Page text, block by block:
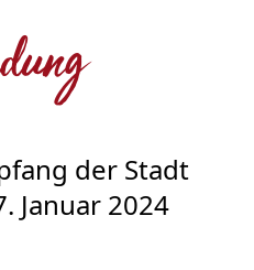
der Stadt
Januar 2024